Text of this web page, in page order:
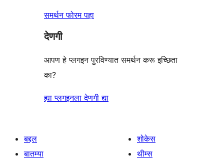
समर्थन फोरम पहा
देणगी
आपण हे प्लगइन पुरविण्यात समर्थन करू इच्छिता
का?
ह्या प्लगइनला देणगी द्या
बद्दल
बातम्या
शोकेस
थीम्स